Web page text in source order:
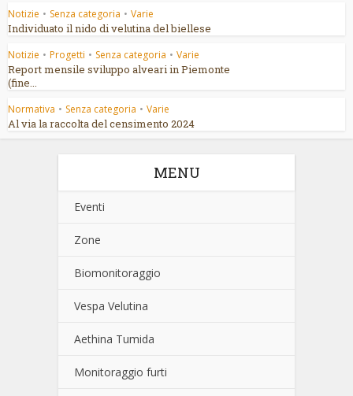
Notizie • Senza categoria • Varie
Individuato il nido di velutina del biellese
Notizie • Progetti • Senza categoria • Varie
Report mensile sviluppo alveari in Piemonte
(fine...
Normativa • Senza categoria • Varie
Al via la raccolta del censimento 2024
MENU
Eventi
Zone
Biomonitoraggio
Vespa Velutina
Aethina Tumida
Monitoraggio furti